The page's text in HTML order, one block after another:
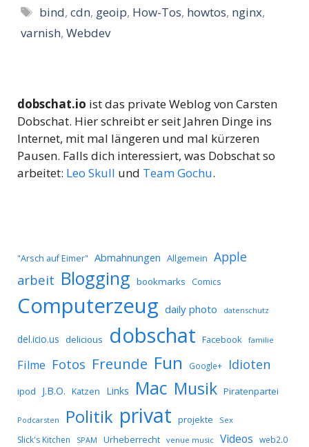
Schlagwörter
bind,cdn, geoip, How-Tos, howtos, nginx,
varnish, Webdev
dobschat.io ist das private Weblog von Carsten
Dobschat. Hier schreibt er seit Jahren Dinge ins
Internet, mit mal längeren und mal kürzeren
Pausen. Falls dich interessiert, was Dobschat so
arbeitet: Leo Skull und Team Gochu.
"Arsch auf Eimer" Abmahnungen Allgemein Apple
arbeit Blogging bookmarks Comics
Computerzeug daily photo datenschutz
del.icio.us delicious dobschat Facebook familie
Filme Fotos Freunde Fun Google+ Idioten
ipod J.B.O. Katzen Links Mac Musik Piratenpartei
Podcarsten Politik privat projekte Sex
Slick's Kitchen SPAM Urheberrecht venue music Videos web2.0